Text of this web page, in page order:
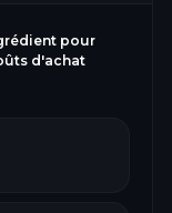
pour
d'achat